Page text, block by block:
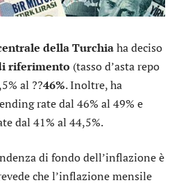
della Turchiaha deciso
riferimento (tasso d’asta repo
al ??46%. Inoltre, ha
rate dal 46% al 49% e
dal 41% al 44,5%.
di fondo dell’inflazione è
che l’inflazione mensile